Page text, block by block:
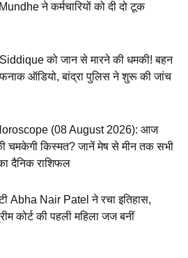
ने कर्मचारियों को दी दो टूक
को जान से मारने की धमकी! बहन
ऑडियो, बांद्रा पुलिस ने शुरू की जांच
(08 August 2026): आज
चमकेगी किस्मत? जानें मेष से मीन तक सभी
दैनिक राशिफल
Abha Nair Patel ने रचा इतिहास,
कोर्ट की पहली महिला जज बनीं